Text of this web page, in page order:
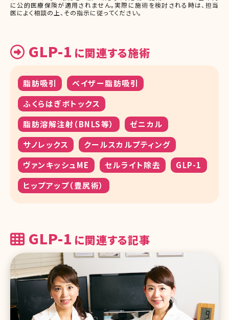
に公的医療保険が適用されません。実際に施術を検討される時は、担当
医によく相談の上、その指示に従ってください。
GLP-1 に関連する施術
脂肪吸引
ベイザー脂肪吸引
ふくらはぎボトックス
脂肪溶解注射（BNLS等）
ゼニカル
サノレックス
クールスカルプティング
ヴァンキッシュME
セルライト除去
GLP-1
ヒップアップ（豊尻術）
GLP-1 に関連する記事